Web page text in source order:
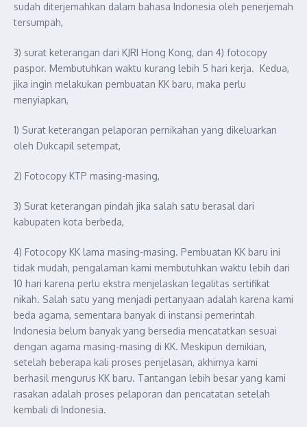
sudah diterjemahkan dalam bahasa Indonesia oleh penerjemah
tersumpah,
3) surat keterangan dari KJRI Hong Kong, dan 4) fotocopy
paspor. Membutuhkan waktu kurang lebih 5 hari kerja. Kedua,
jika ingin melakukan pembuatan KK baru, maka perlu
menyiapkan,
1) Surat keterangan pelaporan pernikahan yang dikeluarkan
oleh Dukcapil setempat,
2) Fotocopy KTP masing-masing,
3) Surat keterangan pindah jika salah satu berasal dari
kabupaten kota berbeda,
4) Fotocopy KK lama masing-masing. Pembuatan KK baru ini
tidak mudah, pengalaman kami membutuhkan waktu lebih dari
10 hari karena perlu ekstra menjelaskan legalitas sertifikat
nikah. Salah satu yang menjadi pertanyaan adalah karena kami
beda agama, sementara banyak di instansi pemerintah
Indonesia belum banyak yang bersedia mencatatkan sesuai
dengan agama masing-masing di KK. Meskipun demikian,
setelah beberapa kali proses penjelasan, akhirnya kami
berhasil mengurus KK baru. Tantangan lebih besar yang kami
rasakan adalah proses pelaporan dan pencatatan setelah
kembali di Indonesia.